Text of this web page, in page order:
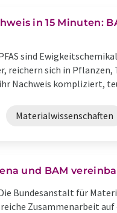
in 15 Minuten:
sind
reichern sich in
Nachweis kompliziert,
Materialwissenschaften
und BAM
Bundesanstalt für
Zusammenarbeit